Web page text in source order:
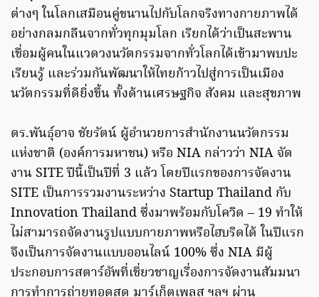
ต่างๆ ในโลกเสมือนคู่ขนานไปกับโลกจริงทางกายภาพได้
อย่างกลมกลืนจากทั่วทุกมุมโลก เรียกได้ว่าเป็นสะพาน
เชื่อมผู้คนในแวดวงนวัตกรรมจากทั่วโลกได้เข้ามาพบปะ
เรียนรู้ และร่วมกันพัฒนาให้ไทยก้าวไปสู่การเป็นเมือง
นวัตกรรมที่ดียิ่งขึ้น ทั้งด้านเศรษฐกิจ สังคม และสุขภาพ
ดร.พันธุ์อาจ ชัยรัตน์ ผู้อำนวยการสำนักงานนวัตกรรม
แห่งชาติ (องค์การมหาชน) หรือ NIA กล่าวว่า NIA จัด
งาน SITE ปีนี้เป็นปีที่ 3 แล้ว โดยปีแรกของการจัดงาน
SITE เป็นการรวมงานระหว่าง Startup Thailand กับ
Innovation Thailand ซึ่งมาพร้อมกับโควิด – 19 ทำให้
ไม่สามารถจัดงานรูปแบบกายภาพหรือไฮบริดได้ ในปีแรก
จึงเป็นการจัดงานแบบออนไลน์ 100% ซึ่ง NIA มีผู้
ประกอบการสตาร์อัพที่เชี่ยวชาญเรื่องการจัดงานสัมมนา
การทำการถ่ายทอดสด มาร์เก็ตเพลส ฯลฯ ผ่าน